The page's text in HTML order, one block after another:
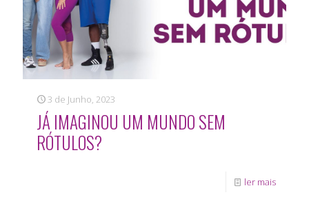
3 de Junho, 2023
JÁ IMAGINOU UM MUNDO SEM
RÓTULOS?
ler mais